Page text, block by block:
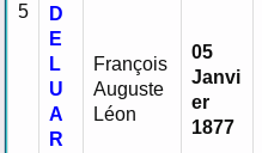
5
D
E
L
U
A
R
François
Auguste
Léon
05
Janvi
er
1877